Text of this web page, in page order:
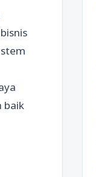
baik